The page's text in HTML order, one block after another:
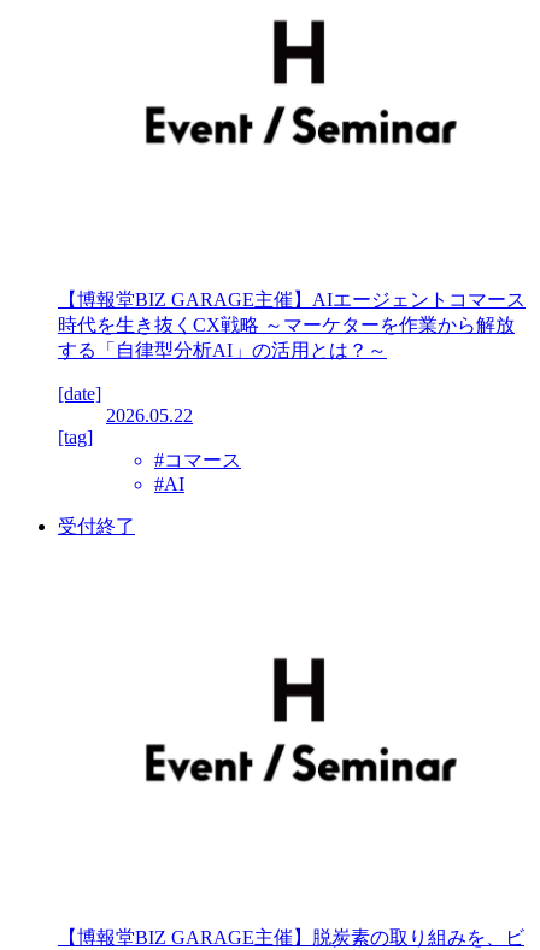
【博報堂BIZ GARAGE主催】AIエージェントコマース
時代を生き抜くCX戦略 ～マーケターを作業から解放
する「自律型分析AI」の活用とは？～
[date]
2026.05.22
[tag]
#コマース
#AI
受付終了
【博報堂BIZ GARAGE主催】脱炭素の取り組みを、ビ